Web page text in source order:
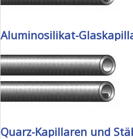
Aluminosilikat-
Quarz-Kapillaren und